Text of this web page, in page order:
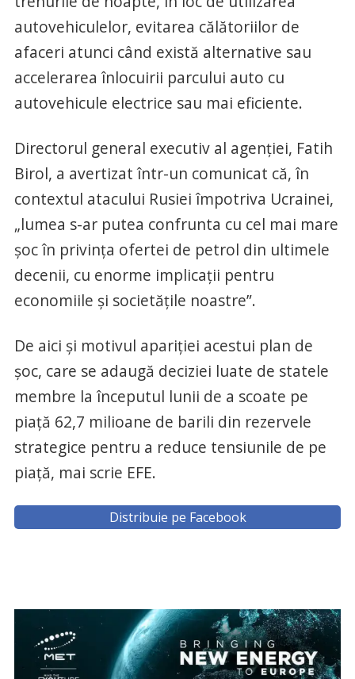
autovehiculelor, evitarea călătoriilor de
afaceri atunci când există alternative sau
accelerarea înlocuirii parcului auto cu
autovehicule electrice sau mai eficiente.
Directorul general executiv al agenţiei, Fatih
Birol, a avertizat într-un comunicat că, în
contextul atacului Rusiei împotriva Ucrainei,
„lumea s-ar putea confrunta cu cel mai mare
şoc în privinţa ofertei de petrol din ultimele
decenii, cu enorme implicaţii pentru
economiile şi societăţile noastre”.
De aici şi motivul apariţiei acestui plan de
şoc, care se adaugă deciziei luate de statele
membre la începutul lunii de a scoate pe
piaţă 62,7 milioane de barili din rezervele
strategice pentru a reduce tensiunile de pe
piaţă, mai scrie EFE.
Distribuie pe Facebook